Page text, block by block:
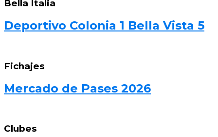
Bella Italia
Deportivo Colonia 1 Bella Vista 5
Fichajes
Mercado de Pases 2026
Clubes